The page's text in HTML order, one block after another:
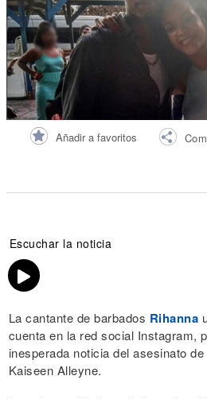
Añadir a favoritos
Escuchar la noticia
La cantante de barbados Rihanna
cuenta en la red social Instagram,
inesperada noticia del asesinato
Kaiseen Alleyne.